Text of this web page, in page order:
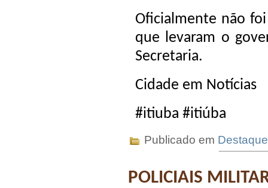
Oficialmente não
que levaram o
Secretaria.
Cidade em Notícias
#itiuba #itiúba
Publicado em
POLICIAIS